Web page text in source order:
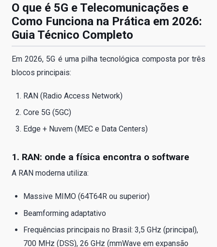
O que é 5G e Telecomunicações e
Como Funciona na Prática em 2026:
Guia Técnico Completo
Em 2026, 5G é uma pilha tecnológica composta por três
blocos principais:
RAN (Radio Access Network)
Core 5G (5GC)
Edge + Nuvem (MEC e Data Centers)
1. RAN: onde a física encontra o software
A RAN moderna utiliza:
Massive MIMO (64T64R ou superior)
Beamforming adaptativo
Frequências principais no Brasil: 3,5 GHz (principal),
700 MHz (DSS), 26 GHz (mmWave em expansão